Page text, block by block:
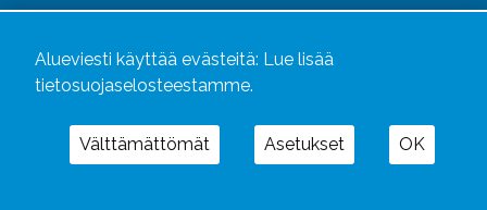
Alueviestija alueviesti.fi ovat osa Kustannusliike
Aluelehdet Oy – mediakonsernia, jonka tarjoaman
Alueviesti käyttää evästeitä: Lue lisää
tietosuojaselosteestamme.
Välttämättömät Asetukset OK